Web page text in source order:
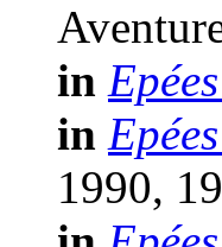
in
in
1990,